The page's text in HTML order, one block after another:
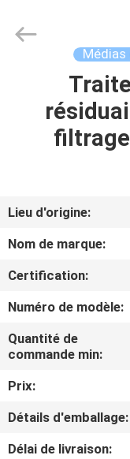
MAISON
À
PROPOS
NOUS
DE
L'USINE
Plastic
CO.,LTD.
Médias
Lieu d'origine:
Nom de marque:
Certification:
Numéro de modèle:
Quantité de
commande min:
Prix:
Détails d'emballage:
Délai de livraison: